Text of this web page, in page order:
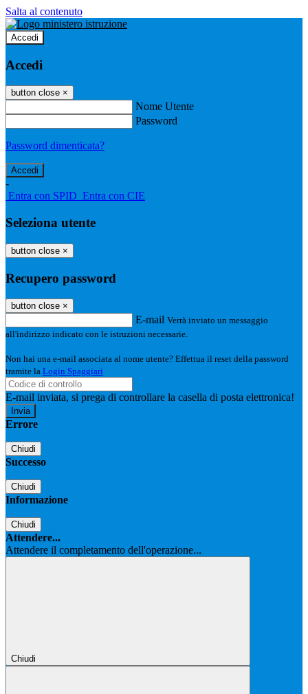
Salta al contenuto
Accedi
Accedi
button close ×
Nome Utente
Password
Password dimenticata?
-
Entra con SPID Entra con CIE
Seleziona utente
button close ×
Recupero password
button close ×
E-mail Verrà inviato un messaggio
all'indirizzo indicato con le istruzioni necessarie.
Non hai una e-mail associata al nome utente? Effettua il reset della password
tramite la Login Spaggiari
E-mail inviata, si prega di controllare la casella di posta elettronica!
Errore
Chiudi
Successo
Chiudi
Informazione
Chiudi
Attendere...
Attendere il completamento dell'operazione...
Chiudi